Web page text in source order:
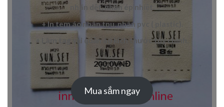
nhãn dệt,nhãn ép nhiệt
+ Intem áo nhãn tpu,nhãn pvc
àm tag vải quần áo kích thước tùy chỉnh.
200,0VNĐ
Mua sắm ngay